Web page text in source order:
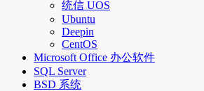
统信 UOS
Ubuntu
Deepin
CentOS
Microsoft Office 办公软件
SQL Server
BSD 系统